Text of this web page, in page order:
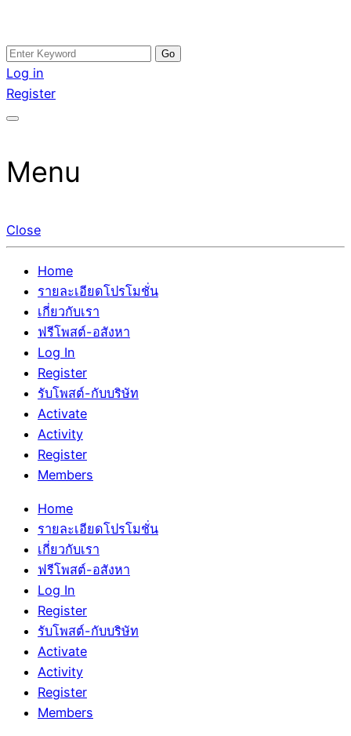
Skip
to
content
อสังหาโพสต์ รีวิวเยอะ รับจ้างโพสต์ขายบ้าน รับจ้างโพสต์อสัง
หา แตกต่างอย่างตั้งใจ รับรองผล อันดับ1 การโพสต์ขายอสังหา
กับทีมงานบริษัท บ้าน ที่ดิน คอนโด ติดGoogleหน้าแรกได้จริงๆ
รับจ้างโพสอสังหา ขายบ้าน อสังหาโพสต์ เชื่อถือได้จริง รับ
โพสต์ ที่ดิน กับทีมงานบริษัท ถูกและดีที่สุด ไม่มีค่านายหน้า
ขายได้จริงๆ ช่วยสร้างโอกาสในการขายได้มากกว่า ที่เดียว ที่
Search
for:
Log in
Register
Menu
Close
Home
รายละเอียดโปรโมชั่น
เกี่ยวกับเรา
ฟรีโพสต์-อสังหา
Log In
Register
รับโพสต์-กับบริษัท
Activate
Activity
Register
Members
Home
รายละเอียดโปรโมชั่น
เกี่ยวกับเรา
ฟรีโพสต์-อสังหา
Log In
Register
รับโพสต์-กับบริษัท
Activate
Activity
Register
Members